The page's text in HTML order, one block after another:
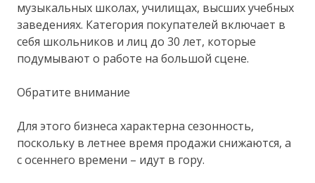
музыкальных школах, училищах, высших учебных
заведениях. Категория покупателей включает в
себя школьников и лиц до 30 лет, которые
подумывают о работе на большой сцене.
Обратите внимание
Для этого бизнеса характерна сезонность,
поскольку в летнее время продажи снижаются, а
с осеннего времени – идут в гору.